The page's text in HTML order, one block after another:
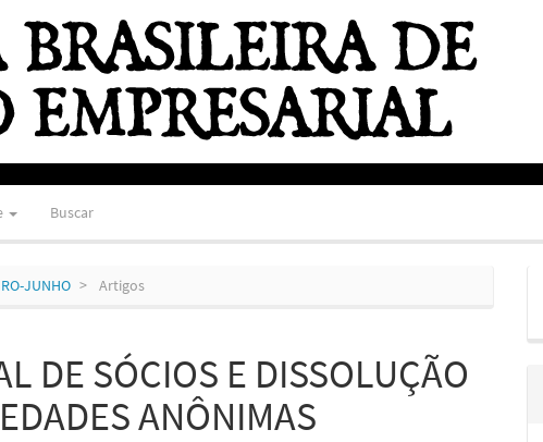
Buscar
JUNHO Artigos
DE SÓCIOS E DISSOLUÇÃO
ANÔNIMAS